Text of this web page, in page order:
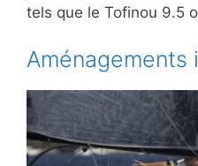
tels que le Tofinou 9.5
Aménagements